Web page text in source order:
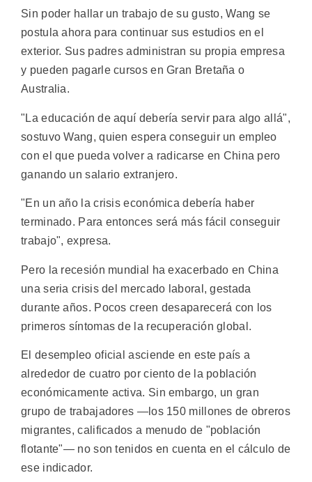
Sin poder hallar un trabajo de su gusto, Wang se
postula ahora para continuar sus estudios en el
exterior. Sus padres administran su propia empresa
y pueden pagarle cursos en Gran Bretaña o
Australia.
"La educación de aquí debería servir para algo allá",
sostuvo Wang, quien espera conseguir un empleo
con el que pueda volver a radicarse en China pero
ganando un salario extranjero.
"En un año la crisis económica debería haber
terminado. Para entonces será más fácil conseguir
trabajo", expresa.
Pero la recesión mundial ha exacerbado en China
una seria crisis del mercado laboral, gestada
durante años. Pocos creen desaparecerá con los
primeros síntomas de la recuperación global.
El desempleo oficial asciende en este país a
alrededor de cuatro por ciento de la población
económicamente activa. Sin embargo, un gran
grupo de trabajadores —los 150 millones de obreros
migrantes, calificados a menudo de "población
flotante"— no son tenidos en cuenta en el cálculo de
ese indicador.